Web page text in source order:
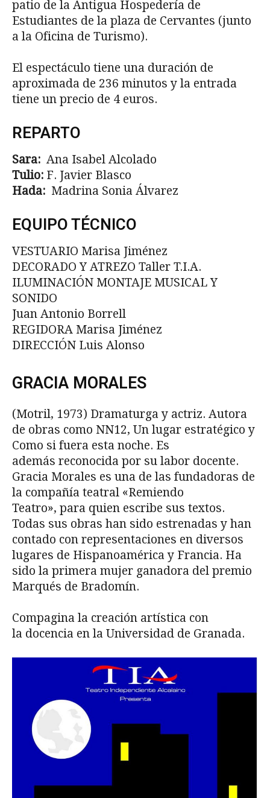
patio de la Antigua Hospedería de
Estudiantes de la plaza de Cervantes (junto
a la Oficina de Turismo).
El espectáculo tiene una duración de
aproximada de 236 minutos y la entrada
tiene un precio de 4 euros.
REPARTO
Sara: Ana Isabel Alcolado
Tulio: F. Javier Blasco
Hada: Madrina Sonia Álvarez
EQUIPO TÉCNICO
VESTUARIO Marisa Jiménez
DECORADO Y ATREZO Taller T.I.A.
ILUMINACIÓN MONTAJE MUSICAL Y
SONIDO
Juan Antonio Borrell
REGIDORA Marisa Jiménez
DIRECCIÓN Luis Alonso
GRACIA MORALES
(Motril, 1973) Dramaturga y actriz. Autora
de obras como NN12, Un lugar estratégico y
Como si fuera esta noche. Es
además reconocida por su labor docente.
Gracia Morales es una de las fundadoras de
la compañía teatral «Remiendo
Teatro», para quien escribe sus textos.
Todas sus obras han sido estrenadas y han
contado con representaciones en diversos
lugares de Hispanoamérica y Francia. Ha
sido la primera mujer ganadora del premio
Marqués de Bradomín.
Compagina la creación artística con
la docencia en la Universidad de Granada.